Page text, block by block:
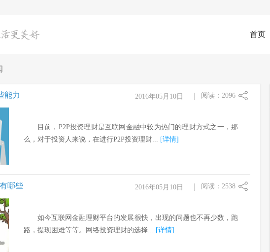
首页
能力 阅读：2096
目前，P2P投资理财是互联网金融中较为热门的理财方式之一，那
么，对于投资人来说，在进行P2P投资理财... [详情]
2016年05月10日
哪些 阅读：2538
如今互联网金融理财平台的发展很快，出现的问题也不再少数，跑
路，提现困难等等。网络投资理财的选择... [详情]
2016年05月10日